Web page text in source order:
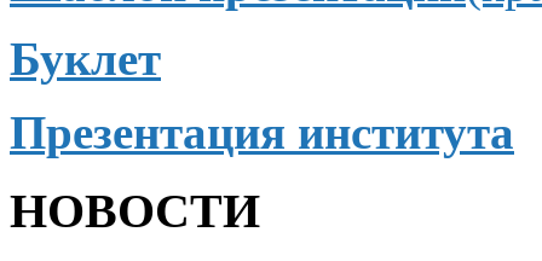
Буклет
Презентация института
НОВОСТИ